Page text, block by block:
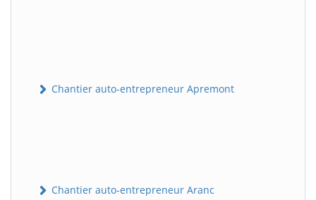
Chantier auto-entrepreneur Apremont
Chantier auto-entrepreneur Aranc